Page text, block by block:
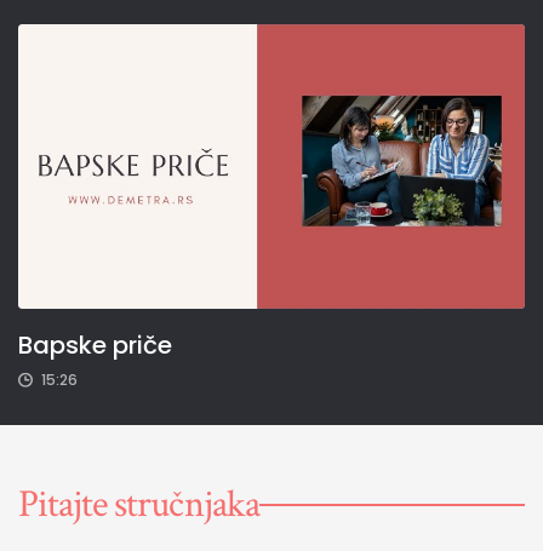
15:26
Bapske priče
Pitajte stručnjaka